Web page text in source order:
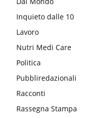
Inquieto dalle 10
Lavoro
Nutri Medi Care
Politica
Pubbliredazionali
Racconti
Rassegna Stampa